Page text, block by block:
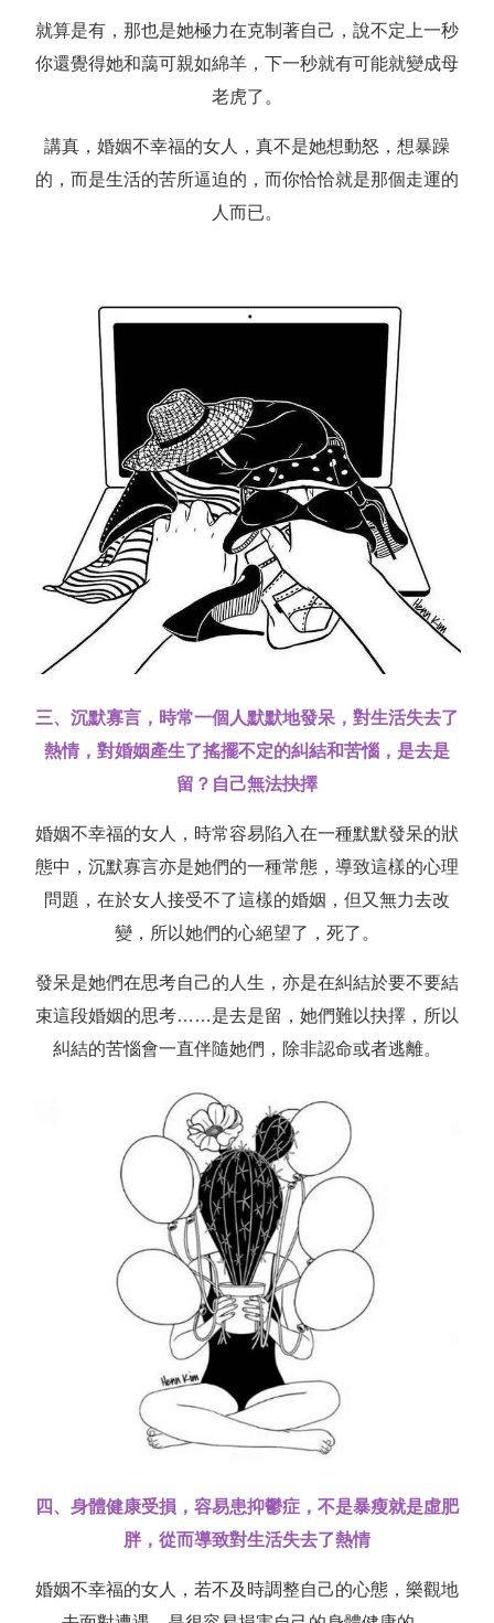
就算是有，那也是她極力在克制著自己，說不定上一秒
你還覺得她和藹可親如綿羊，下一秒就有可能就變成母
老虎了。
講真，婚姻不幸福的女人，真不是她想動怒，想暴躁
的，而是生活的苦所逼迫的，而你恰恰就是那個走運的
人而已。
三、沉默寡言，時常一個人默默地發呆，對生活失去了
熱情，對婚姻產生了搖擺不定的糾結和苦惱，是去是
留？自己無法抉擇
婚姻不幸福的女人，時常容易陷入在一種默默發呆的狀
態中，沉默寡言亦是她們的一種常態，導致這樣的心理
問題，在於女人接受不了這樣的婚姻，但又無力去改
變，所以她們的心絕望了，死了。
發呆是她們在思考自己的人生，亦是在糾結於要不要結
束這段婚姻的思考……是去是留，她們難以抉擇，所以
糾結的苦惱會一直伴隨她們，除非認命或者逃離。
四、身體健康受損，容易患抑鬱症，不是暴瘦就是虛肥
胖，從而導致對生活失去了熱情
婚姻不幸福的女人，若不及時調整自己的心態，樂觀地